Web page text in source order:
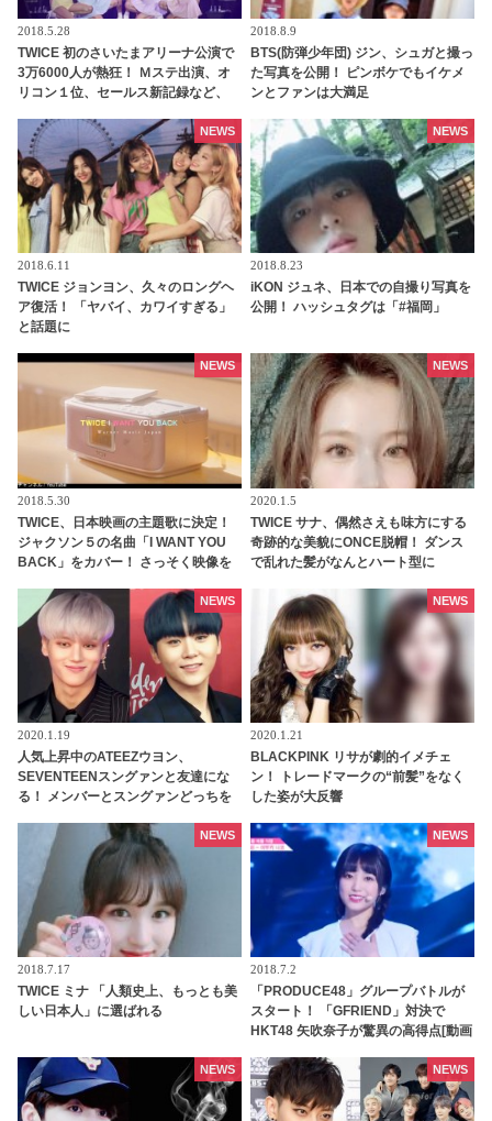
2018.5.28
TWICE 初のさいたまアリーナ公演で
3万6000人が熱狂！ Ｍステ出演、オ
リコン１位、セールス新記録など、
2018.8.9
BTS(防弾少年団) ジン、シュガと撮っ
た写真を公開！ ピンボケでもイケメ
ンとファンは大満足
2018.6.11
TWICE ジョンヨン、久々のロングヘ
ア復活！ 「ヤバイ、カワイすぎる」
と話題に
NEWS
2018.8.23
iKON ジュネ、日本での自撮り写真を
公開！ ハッシュタグは「#福岡」
NEWS
2018.5.30
TWICE、日本映画の主題歌に決定！
ジャクソン５の名曲「I WANT YOU
BACK」をカバー！ さっそく映像を
NEWS
2020.1.5
TWICE サナ、偶然さえも味方にする
奇跡的な美貌にONCE脱帽！ ダンス
で乱れた髪がなんとハート型に
NEWS
2020.1.19
人気上昇中のATEEZウヨン、
SEVENTEENスングァンと友達にな
る！ メンバーとスングァンどっちを
NEWS
2020.1.21
BLACKPINK リサが劇的イメチェ
ン！ トレードマークの“前髪”をなく
した姿が大反響
NEWS
2018.7.17
TWICE ミナ 「人類史上、もっとも美
しい日本人」に選ばれる
NEWS
2018.7.2
「PRODUCE48」グループバトルが
スタート！ 「GFRIEND」対決で
HKT48 矢吹奈子が驚異の高得点[動画
NEWS
NEWS NEWS